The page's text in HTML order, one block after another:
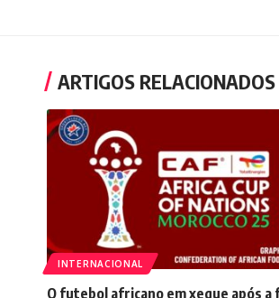
ARTIGOS RELACIONADOS
INTERNACIONAL
O futebol africano em xeque após a